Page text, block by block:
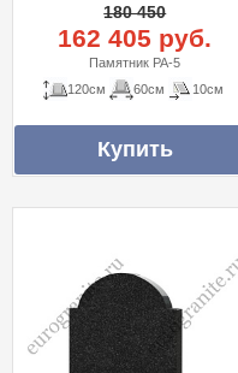
180 450
162 405 руб.
Памятник PA-5
120см
60см 10см